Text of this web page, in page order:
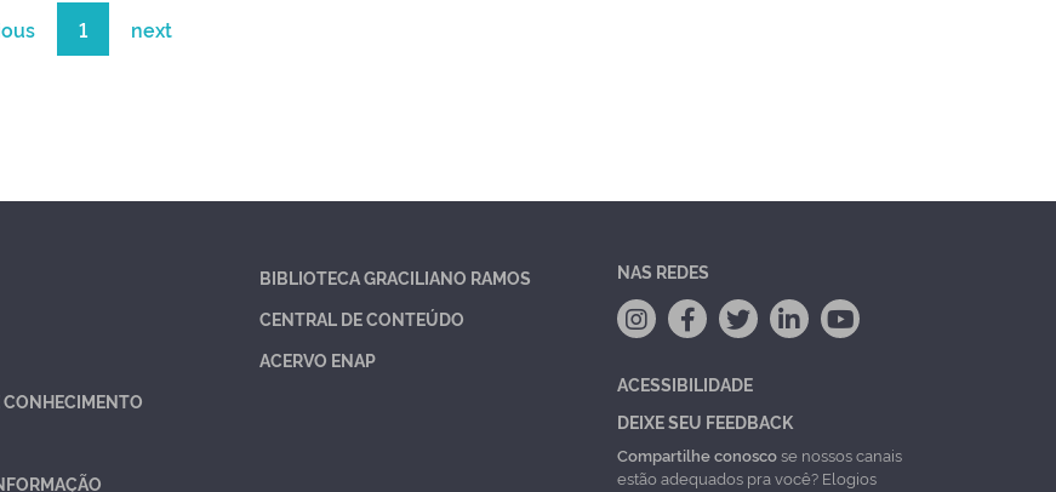
1 next
CONHECIMENTO
BIBLIOTECA GRACILIANO RAMOS
CENTRAL DE CONTEÚDO
ACERVO ENAP
NAS REDES
ACESSIBILIDADE
DEIXE SEU FEEDBACK
Compartilhe conoscose nossos canais
estão adequados pra você? Elogios